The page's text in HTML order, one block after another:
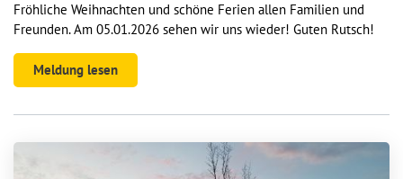
Fröhliche Weihnachten und schöne Ferien allen Familien und
Freunden. Am 05.01.2026 sehen wir uns wieder! Guten Rutsch!
Meldung lesen